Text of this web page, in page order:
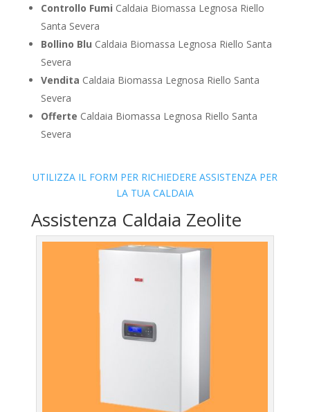
Controllo Fumi Caldaia Biomassa Legnosa Riello
Santa Severa
Bollino Blu Caldaia Biomassa Legnosa Riello Santa
Severa
Vendita Caldaia Biomassa Legnosa Riello Santa
Severa
Offerte Caldaia Biomassa Legnosa Riello Santa
Severa
UTILIZZA IL FORM PER RICHIEDERE ASSISTENZA PER
LA TUA CALDAIA
Assistenza Caldaia Zeolite